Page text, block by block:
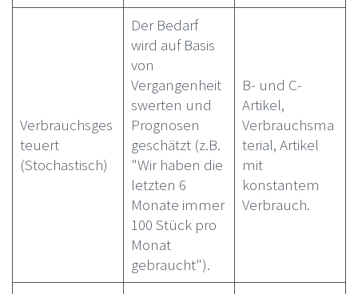
Verbrauchsges
teuert
(Stochastisch)
Der Bedarf
wird auf Basis
von
Vergangenheit
swerten und
Prognosen
geschätzt (z.B.
"Wir haben die
letzten 6
Monate immer
100 Stück pro
Monat
gebraucht").
B- und C-
Artikel,
Verbrauchsma
terial, Artikel
mit
konstantem
Verbrauch.